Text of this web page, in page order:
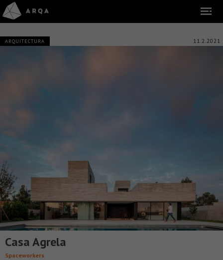
ARQUITECTURA 11.2.2021
Casa Agrela
Spaceworkers